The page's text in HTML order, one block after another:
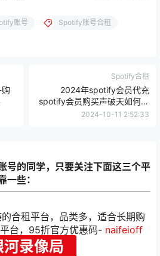
账号 Spotify账号合租
Spotify合租
2024年spotify会员代充
spotify会员购买声破天如何购
买最划算？
2024-10-11 2:52:33
号的同学，只要关注下面这三个平
一些：
合租平台，品类多，适合长期购
台，95折官方优惠码- naifeioff
河录像局